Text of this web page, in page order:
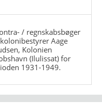
/ regnskabsbøger
Aage
Kolonien
(Ilulissat) for
1931-1949.